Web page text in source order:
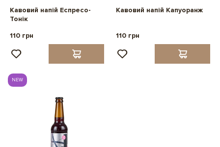
Кавовий напій Еспресо-
Тонік
110 грн
Кавовий напій Капуоранж
110 грн
NEW